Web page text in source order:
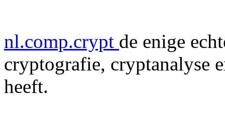
nl.comp.crypt de enige
cryptografie, cryptanalyse
heeft.